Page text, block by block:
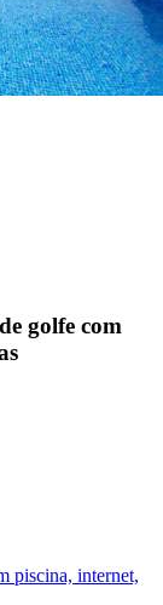
golfe com
piscina, internet,